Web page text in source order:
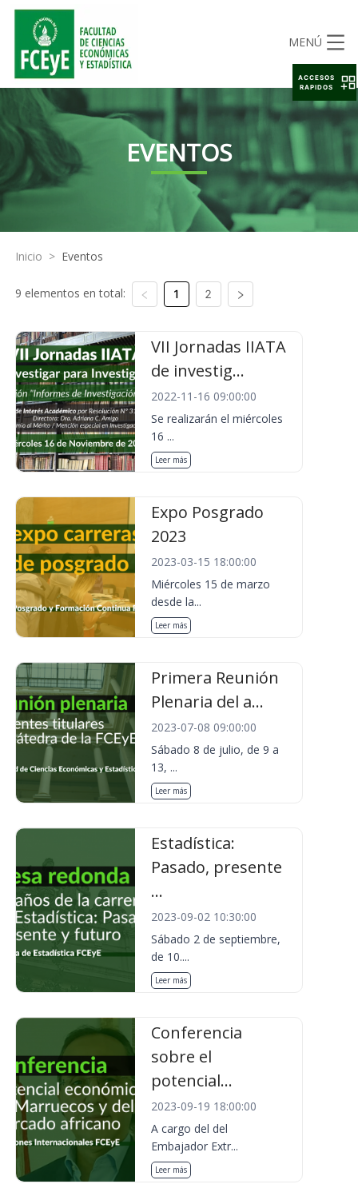
MENÚ
EVENTOS
Inicio > Eventos
9 elementos en total: 1 2
VII Jornadas IIATA
de investig...
2022-11-16 09:00:00
Se realizarán el miércoles
16 ...
Leer más
Expo Posgrado
2023
2023-03-15 18:00:00
Miércoles 15 de marzo
desde la...
Leer más
Primera Reunión
Plenaria del a...
2023-07-08 09:00:00
Sábado 8 de julio, de 9 a
13, ...
Leer más
Estadística:
Pasado, presente
...
2023-09-02 10:30:00
Sábado 2 de septiembre,
de 10....
Leer más
Conferencia
sobre el
potencial...
2023-09-19 18:00:00
A cargo del del
Embajador Extr...
Leer más
ACCESOS
RAPIDOS